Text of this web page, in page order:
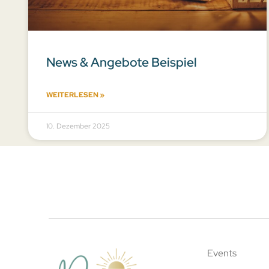
News & Angebote Beispiel
WEITERLESEN »
10. Dezember 2025
Events